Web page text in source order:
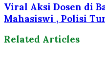
Viral Aksi Dosen di
Mahasiswi , Polisi
Related Articles